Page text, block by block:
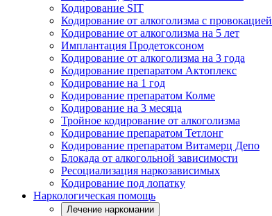
Кодирование SIT
Кодирование от алкоголизма с провокацией
Кодирование от алкоголизма на 5 лет
Имплантация Продетоксоном
Кодирование от алкоголизма на 3 года
Кодирование препаратом Актоплекс
Кодирование на 1 год
Кодирование препаратом Колме
Кодирование на 3 месяца
Тройное кодирование от алкоголизма
Кодирование препаратом Тетлонг
Кодирование препаратом Витамерц Депо
Блокада от алкогольной зависимости
Ресоциализация наркозависимых
Кодирование под лопатку
Наркологическая помощь
Лечение наркомании